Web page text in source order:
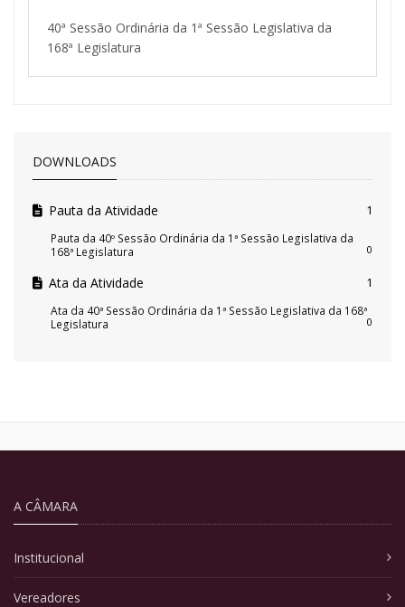
40ª Sessão Ordinária da 1ª Sessão Legislativa da
168ª Legislatura
DOWNLOADS
Pauta da Atividade 1
Pauta da 40º Sessão Ordinária da 1ª Sessão Legislativa da
168ª Legislatura
0
Ata da Atividade 1
Ata da 40ª Sessão Ordinária da 1ª Sessão Legislativa da 168ª
Legislatura
0
A CÂMARA
Institucional
Vereadores